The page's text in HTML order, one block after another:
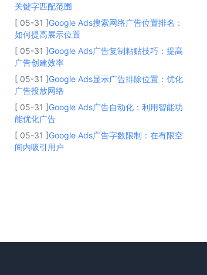
关键字匹配范围
[ 05-31 ]Google Ads搜索网络广告位置排名：
如何提高展示位置
[ 05-31 ]Google Ads广告复制粘贴技巧：提高
广告创建效率
[ 05-31 ]Google Ads显示广告排除位置：优化
广告投放网络
[ 05-31 ]Google Ads广告自动化：利用智能功
能优化广告
[ 05-31 ]Google Ads广告字数限制：在有限空
间内吸引用户